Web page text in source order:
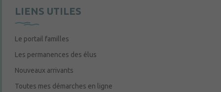
LIENS UTILES
Le portail familles
Les permanences des élus
Nouveaux arrivants
Toutes mes démarches en ligne